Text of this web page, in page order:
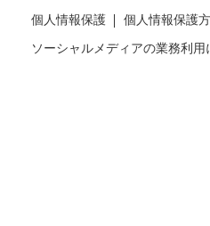
個人情報保護
個人情報保護
ソーシャルメディアの業務利用